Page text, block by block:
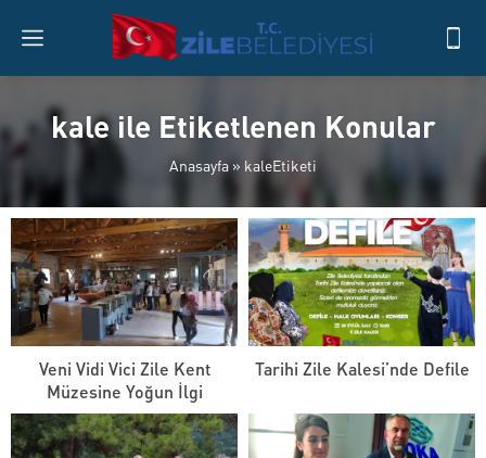
kale ile Etiketlenen Konular
Anasayfa » kaleEtiketi
Veni Vidi Vici Zile Kent
Müzesine Yoğun İlgi
Tarihi Zile Kalesi’nde Defile